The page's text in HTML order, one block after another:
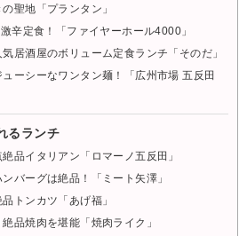
聖地「プランタン」
辛定食！「ファイヤーホール4000」
居酒屋のボリューム定食ランチ「そのだ」
ーシーなワンタン麺！「広州市場 五反田
るランチ
品イタリアン「ロマーノ五反田」
バーグは絶品！「ミート矢澤」
トンカツ「あげ福」
品焼肉を堪能「焼肉ライク」